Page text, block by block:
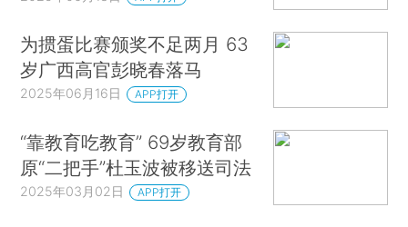
为掼蛋比赛颁奖不足两月 63
岁广西高官彭晓春落马
2025年06月16日 APP打开
“靠教育吃教育” 69岁教育部
原“二把手”杜玉波被移送司法
2025年03月02日 APP打开